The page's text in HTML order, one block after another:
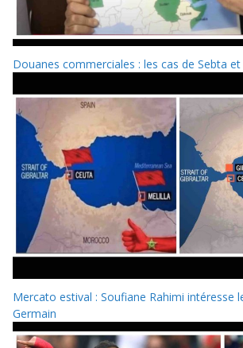
Douanes commerciales : les cas de Sebta
Mercato estival : Soufiane Rahimi intéresse
Germain